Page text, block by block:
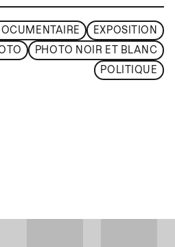
EXPOSITION
PHOTO NOIR ET BLANC
POLITIQUE